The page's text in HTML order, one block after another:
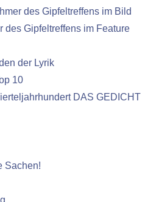
des Gipfeltreffens im Bild
des Gipfeltreffens im Feature
der Lyrik
10
DAS GEDICHT
Sachen!